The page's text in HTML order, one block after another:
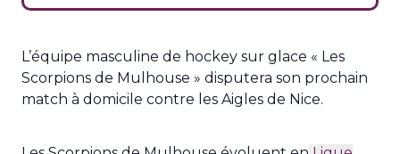
L’équipe masculine de hockey sur glace « Les
Scorpions de Mulhouse » disputera son prochain
match à domicile contre les Aigles de Nice.